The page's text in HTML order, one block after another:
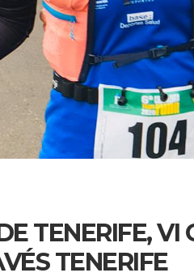
TENERIFE,
TENERIFE